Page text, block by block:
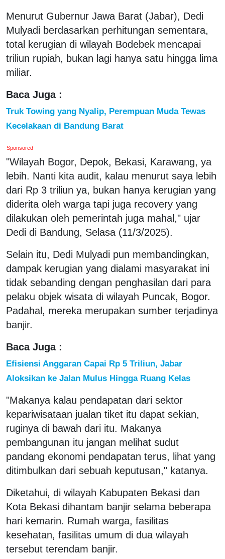
Menurut Gubernur Jawa Barat (Jabar), Dedi
Mulyadi berdasarkan perhitungan sementara,
total kerugian di wilayah Bodebek mencapai
triliun rupiah, bukan lagi hanya satu hingga lima
miliar.
Baca Juga :
Truk Towing yang Nyalip, Perempuan Muda Tewas
Kecelakaan di Bandung Barat
Sponsored
"Wilayah Bogor, Depok, Bekasi, Karawang, ya
lebih. Nanti kita audit, kalau menurut saya lebih
dari Rp 3 triliun ya, bukan hanya kerugian yang
diderita oleh warga tapi juga recovery yang
dilakukan oleh pemerintah juga mahal," ujar
Dedi di Bandung, Selasa (11/3/2025).
Selain itu, Dedi Mulyadi pun membandingkan,
dampak kerugian yang dialami masyarakat ini
tidak sebanding dengan penghasilan dari para
pelaku objek wisata di wilayah Puncak, Bogor.
Padahal, mereka merupakan sumber terjadinya
banjir.
Baca Juga :
Efisiensi Anggaran Capai Rp 5 Triliun, Jabar
Aloksikan ke Jalan Mulus Hingga Ruang Kelas
"Makanya kalau pendapatan dari sektor
kepariwisataan jualan tiket itu dapat sekian,
ruginya di bawah dari itu. Makanya
pembangunan itu jangan melihat sudut
pandang ekonomi pendapatan terus, lihat yang
ditimbulkan dari sebuah keputusan," katanya.
Diketahui, di wilayah Kabupaten Bekasi dan
Kota Bekasi dihantam banjir selama beberapa
hari kemarin. Rumah warga, fasilitas
kesehatan, fasilitas umum di dua wilayah
tersebut terendam banjir.